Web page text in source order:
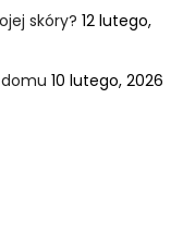
skóry? 12 lutego,
10 lutego, 2026